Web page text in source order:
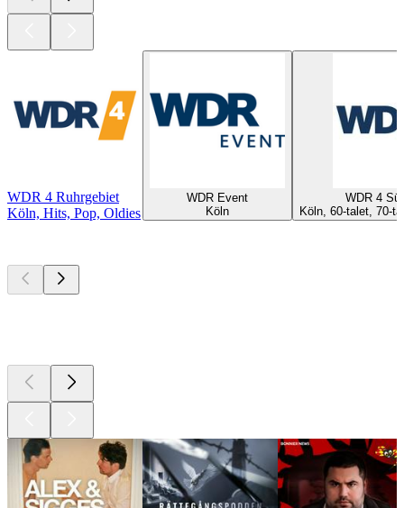
WDR 4 Ruhrgebiet
Köln, Hits, Pop, Oldies
WDR Event
Köln
WDR 4
Köln, 60-talet, 70-